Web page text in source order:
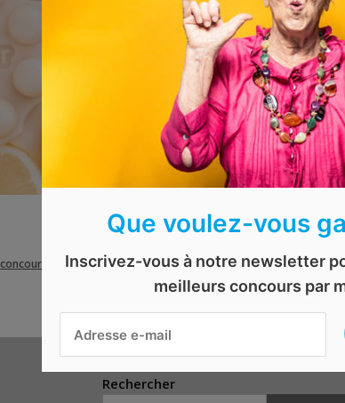
LiQ, Pomton, Mallow Puffs,
nombreuses surpriseset de
Il suffit de remplir le questionnaire
Le concours se termine le19 août
concours gratuit,concours gratuit en ligne,jeu concours,produits
|| EXPIRÉ || Gagnez vos places pour
|| EXPIRÉ || Gagnez un voyage en
Rechercher
Que voulez-vous
Inscrivez-vous à notre newsletter
meilleurs concours par